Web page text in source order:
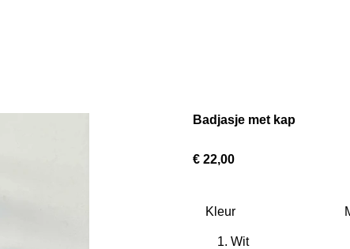
Badjasje met kap
€ 22,00
Kleur